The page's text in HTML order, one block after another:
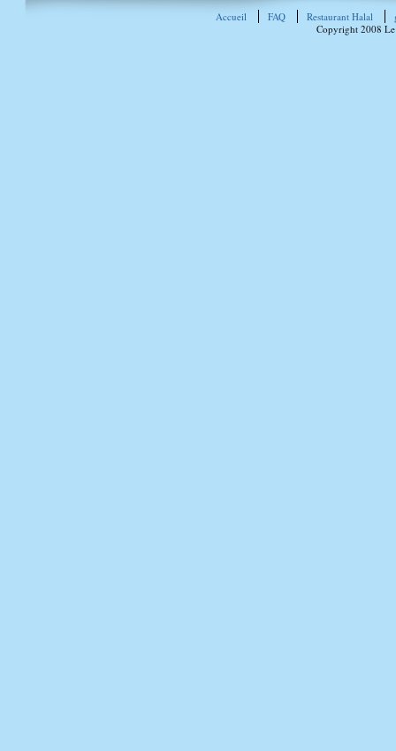
Accueil FAQ Restaurant Halal
Copyright 2008